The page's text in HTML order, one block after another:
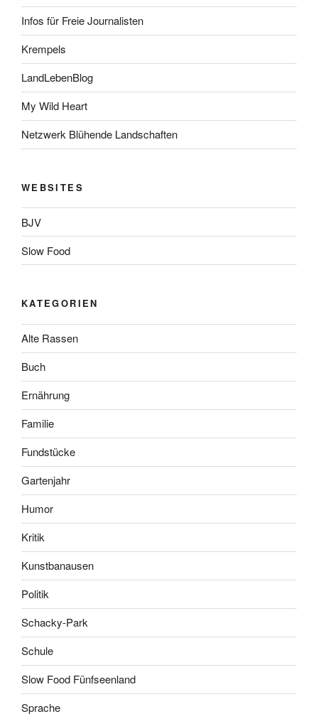
Infos für Freie Journalisten
Krempels
LandLebenBlog
My Wild Heart
Netzwerk Blühende Landschaften
WEBSITES
BJV
Slow Food
KATEGORIEN
Alte Rassen
Buch
Ernährung
Familie
Fundstücke
Gartenjahr
Humor
Kritik
Kunstbanausen
Politik
Schacky-Park
Schule
Slow Food Fünfseenland
Sprache